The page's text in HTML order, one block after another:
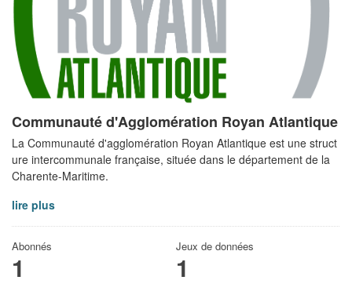
Communauté d'Agglomération Royan Atlantique
La Communauté d'agglomération Royan Atlantique est une struct
ure intercommunale française, située dans le département de la
Charente-Maritime.
lire plus
Abonnés
1
Jeux de données
1